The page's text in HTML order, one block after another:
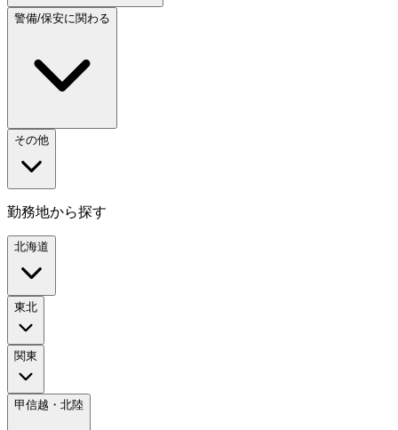
警備/保安に関わる
その他
勤務地から探す
北海道
東北
関東
甲信越・北陸